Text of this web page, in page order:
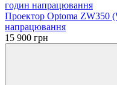
Проектор Optoma ZW350
напрацювання
15 900 грн